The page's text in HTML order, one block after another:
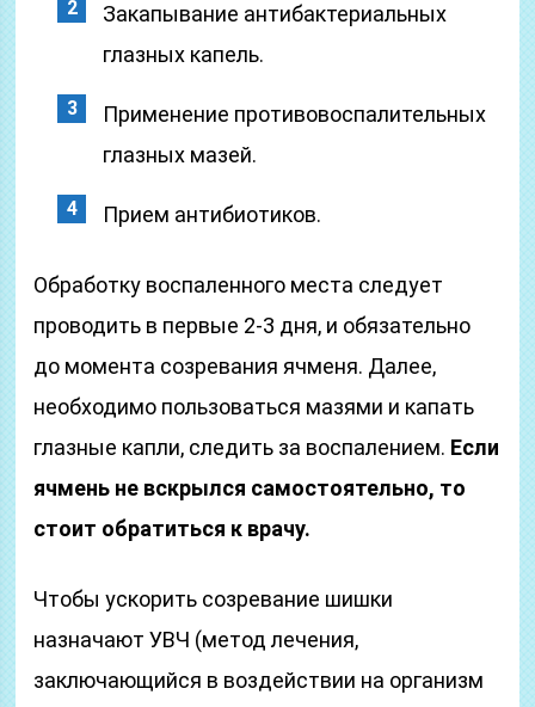
Закапывание антибактериальных
глазных капель.
Применение противовоспалительных
глазных мазей.
Прием антибиотиков.
Обработку воспаленного места следует
проводить в первые 2-3 дня, и обязательно
до момента созревания ячменя. Далее,
необходимо пользоваться мазями и капать
глазные капли, следить за воспалением. Если
ячмень не вскрылся самостоятельно, то
стоит обратиться к врачу.
Чтобы ускорить созревание шишки
назначают УВЧ (метод лечения,
заключающийся в воздействии на организм